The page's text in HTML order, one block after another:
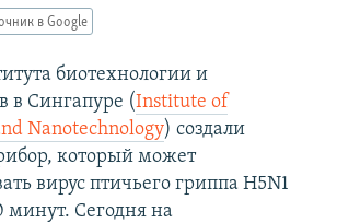
в Google
биотехнологии и
в Сингапуре (Institute of
Nanotechnology) создали
который может
вирус птичьего гриппа H5N1
минут. Сегодня на